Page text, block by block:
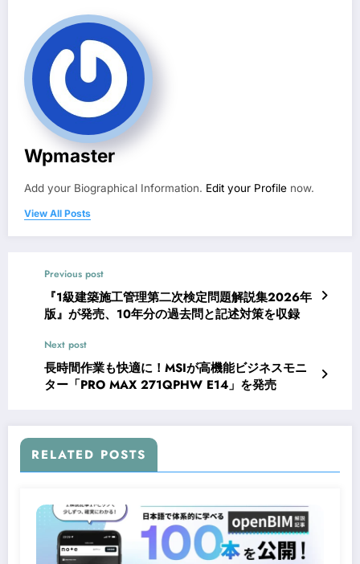
Wpmaster
Add your Biographical Information. Edit your Profile now.
View All Posts
Previous post
『1級建築施工管理第二次検定問題解説集2026年
版』が発売、10年分の過去問と記述対策を収録
Next post
長時間作業も快適に！MSIが高機能ビジネスモニ
ター「PRO MAX 271QPHW E14」を発売
RELATED POSTS